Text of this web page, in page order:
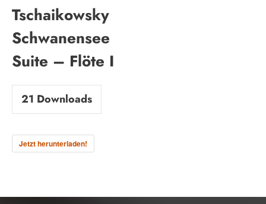
Tschaikowsky
Schwanensee
Suite – Flöte I
21 Downloads
Jetzt herunterladen!